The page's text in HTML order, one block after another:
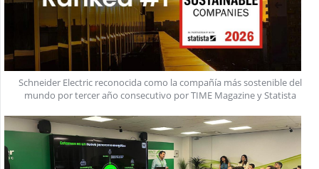
Schneider Electric reconocida como la compañía más sostenible del
mundo por tercer año consecutivo por TIME Magazine y Statista